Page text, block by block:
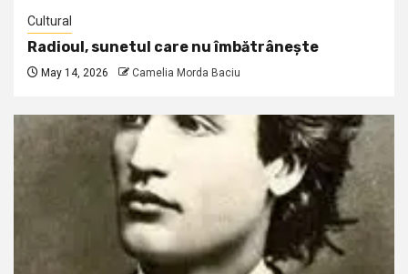
Cultural
Radioul, sunetul care nu îmbătrânește
May 14, 2026 Camelia Morda Baciu